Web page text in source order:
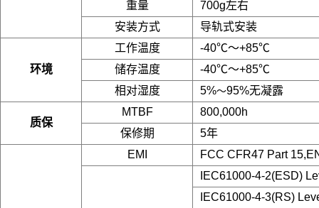
重量
700g左右
安装方式
导轨式安装
环境
工作温度
-40℃～+85℃
储存温度
-40℃～+85℃
相对湿度
5%～95%无凝露
质保
MTBF
800,000h
保修期
5年
EMI
FCC CFR47 Part
IEC61000-4-2(ESD)
IEC61000-4-3(RS)